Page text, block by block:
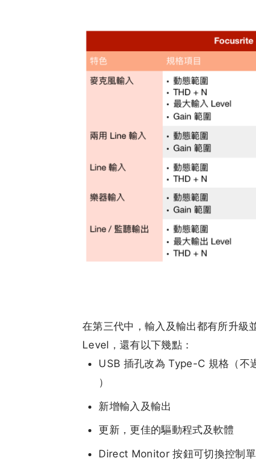
在第三代中，輸入及輸出都有所升級
Level，還有以下幾點：
USB 插孔改為 Type-C 規格（不
）
新增輸入及輸出
更新，更佳的驅動程式及軟體
Direct Monitor 按鈕可切換控制